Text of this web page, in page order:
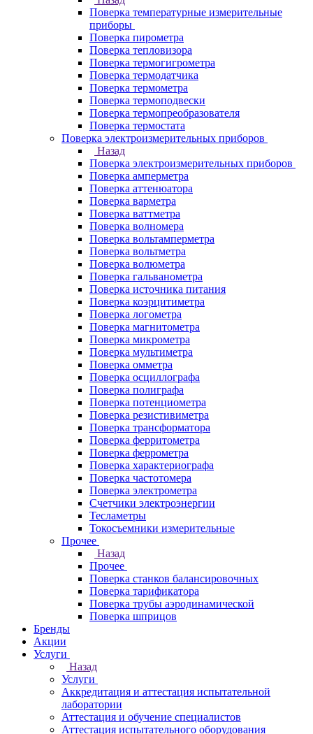
Поверка температурные измерительные
приборы
Поверка пирометра
Поверка тепловизора
Поверка термогигрометра
Поверка термодатчика
Поверка термометра
Поверка термоподвески
Поверка термопреобразователя
Поверка термостата
Поверка электроизмерительных приборов
Назад
Поверка электроизмерительных приборов
Поверка амперметра
Поверка аттенюатора
Поверка варметра
Поверка ваттметра
Поверка волномера
Поверка вольтамперметра
Поверка вольтметра
Поверка волюметра
Поверка гальванометра
Поверка источника питания
Поверка коэрцитиметра
Поверка логометра
Поверка магнитометра
Поверка микрометра
Поверка мультиметра
Поверка омметра
Поверка осциллографа
Поверка полиграфа
Поверка потенциометра
Поверка резистивиметра
Поверка трансформатора
Поверка ферритометра
Поверка феррометра
Поверка характериографа
Поверка частотомера
Поверка электрометра
Счетчики электроэнергии
Тесламетры
Токосъемники измерительные
Прочее
Назад
Прочее
Поверка станков балансировочных
Поверка тарификатора
Поверка трубы аэродинамической
Поверка шприцов
Бренды
Акции
Услуги
Назад
Услуги
Аккредитация и аттестация испытательной
лаборатории
Аттестация и обучение специалистов
Аттестация испытательного оборудования